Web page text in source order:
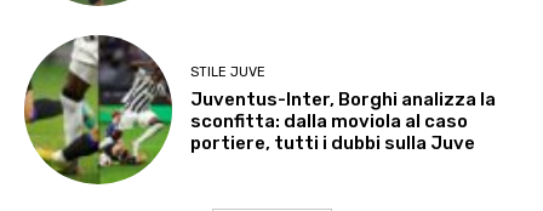
STILE JUVE
Juventus-Inter, Borghi analizza la
sconfitta: dalla moviola al caso
portiere, tutti i dubbi sulla Juve